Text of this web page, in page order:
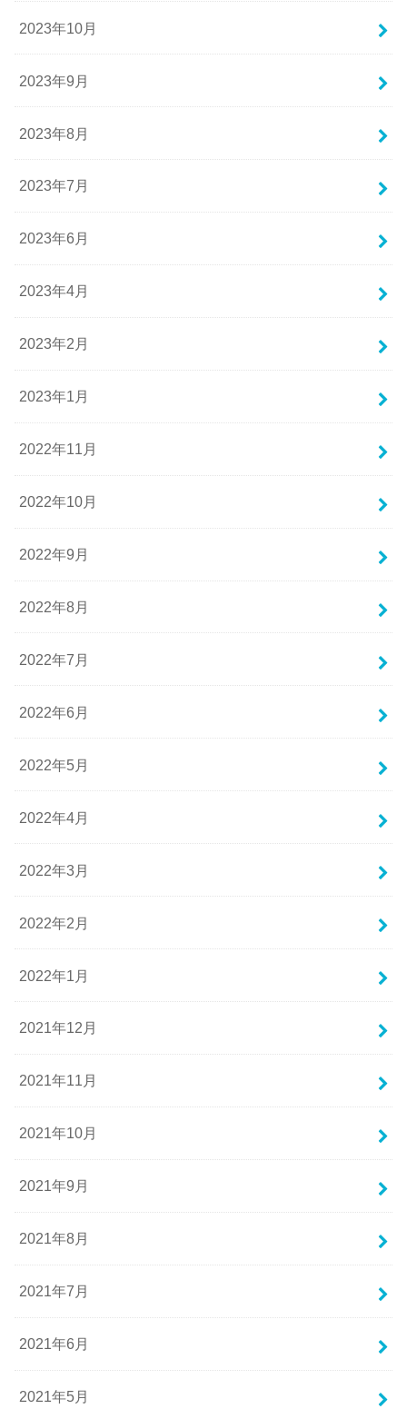
2023年10月
2023年9月
2023年8月
2023年7月
2023年6月
2023年4月
2023年2月
2023年1月
2022年11月
2022年10月
2022年9月
2022年8月
2022年7月
2022年6月
2022年5月
2022年4月
2022年3月
2022年2月
2022年1月
2021年12月
2021年11月
2021年10月
2021年9月
2021年8月
2021年7月
2021年6月
2021年5月